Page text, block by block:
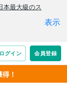
！